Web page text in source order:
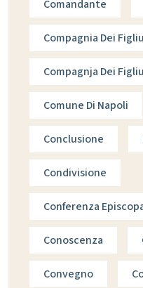
Comandante
Compagnia Dei
Compagnja Dei
Comune Di Napoli
Conclusione
Condivisione
Conferenza
Conoscenza
Convegno